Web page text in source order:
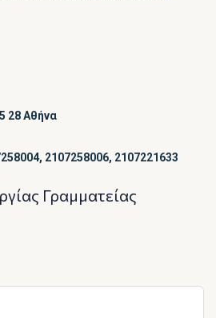
28 Αθήνα
2107258006, 2107221633
Γραμματείας